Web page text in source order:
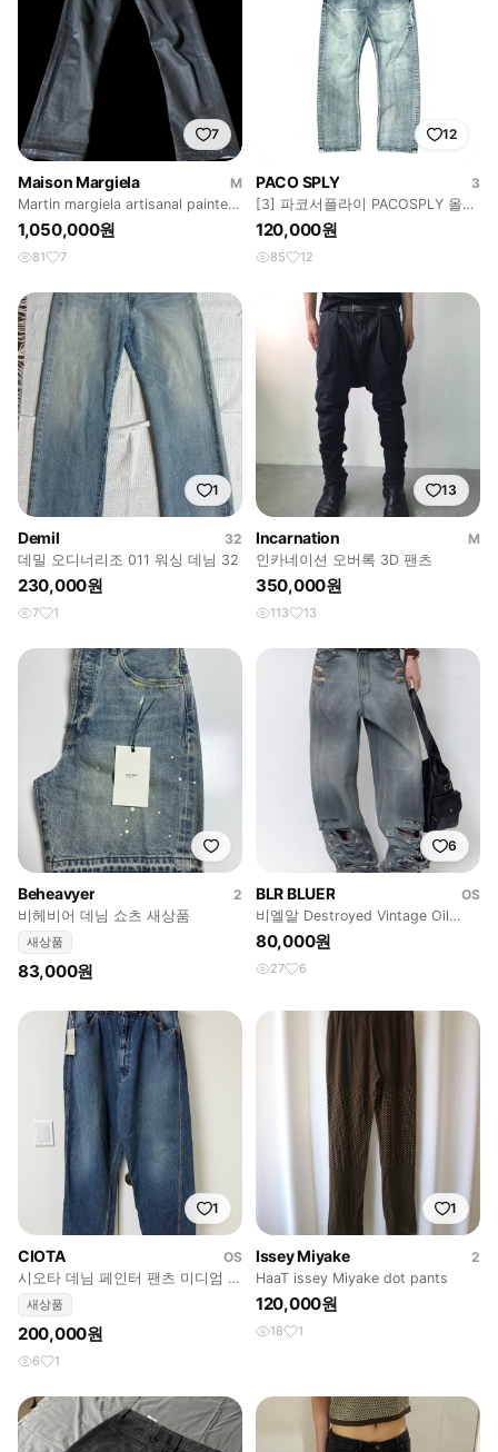
7
Maison Margiela
M
Martin margiela artisanal painted
denim
1,050,000원
81 7
12
PACO SPLY
3
[3] 파코서플라이 PACOSPLY 올데
이 진 블루
120,000원
85 12
1
Demil
32
데밀 오디너리조 011 워싱 데님 32
230,000원
7 1
13
Incarnation
M
인카네이션 오버록 3D 팬츠
350,000원
113 13
Beheavyer
2
비헤비어 데님 쇼츠 새상품
새상품
83,000원
6
BLR BLUER
OS
비엘알 Destroyed Vintage Oil
Washing Denim
80,000원
27 6
1
CIOTA
OS
시오타 데님 페인터 팬츠 미디엄 다
크 블루 [5]
새상품
200,000원
6 1
1
Issey Miyake
2
HaaT issey Miyake dot pants
120,000원
18 1